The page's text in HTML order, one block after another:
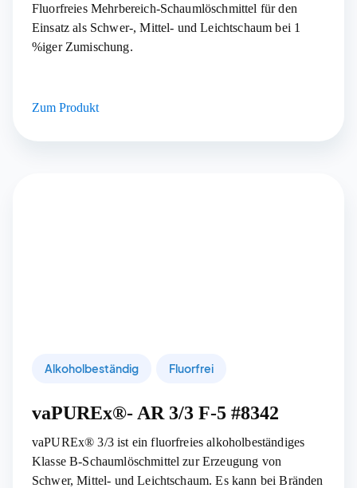
Fluorfreies Mehrbereich-Schaumlöschmittel für den
Einsatz als Schwer-, Mittel- und Leichtschaum bei 1
%iger Zumischung.
Zum Produkt
Alkoholbeständig Fluorfrei
vaPUREx®- AR 3/3 F-5 #8342
vaPUREx® 3/3 ist ein fluorfreies alkoholbeständiges
Klasse B-Schaumlöschmittel zur Erzeugung von
Schwer, Mittel- und Leichtschaum. Es kann bei Bränden